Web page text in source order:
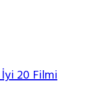
İyi 20 Filmi